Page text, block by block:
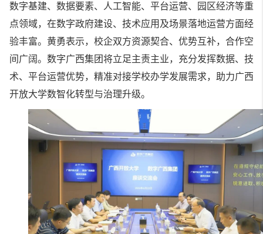
数字基建、数据要素、人工智能、平台运营、园区经济等重
点领域，在数字政府建设、技术应用及场景落地运营方面经
验丰富。黄勇表示，校企双方资源契合、优势互补，合作空
间广阔。数字广西集团将立足主责主业，充分发挥数据、技
术、平台运营优势，精准对接学校办学发展需求，助力广西
开放大学数智化转型与治理升级。